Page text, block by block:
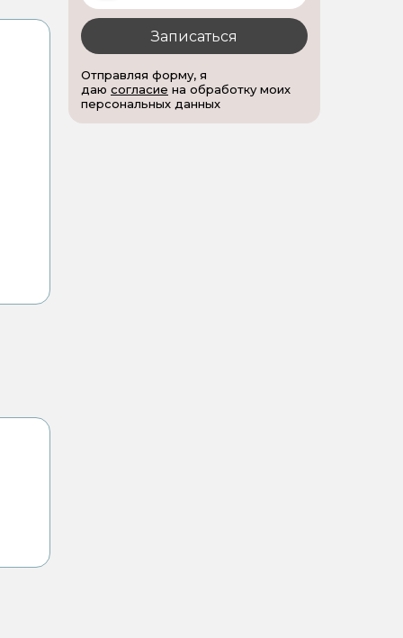
Записаться
Отправляя форму, я
даю согласие на обработку моих
персональных данных